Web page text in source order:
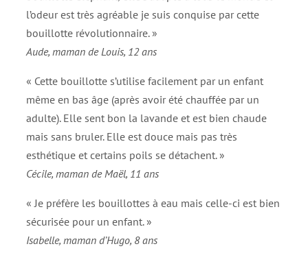
l’odeur est très agréable je suis conquise par cette
bouillotte révolutionnaire. »
Aude, maman de Louis, 12 ans
« Cette bouillotte s’utilise facilement par un enfant
même en bas âge (après avoir été chauffée par un
adulte). Elle sent bon la lavande et est bien chaude
mais sans bruler. Elle est douce mais pas très
esthétique et certains poils se détachent. »
Cécile, maman de Maël, 11 ans
« Je préfère les bouillottes à eau mais celle-ci est bien
sécurisée pour un enfant. »
Isabelle, maman d’Hugo, 8 ans